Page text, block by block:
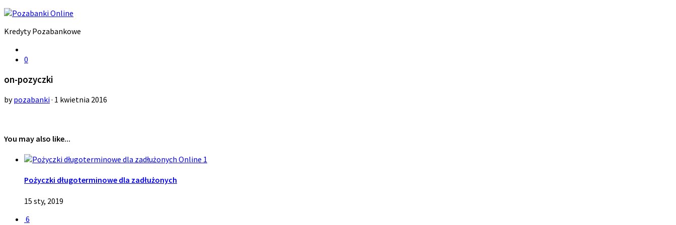
Kredyty Pozabankowe
0
on-pozyczki
bypozabanki· 1 kwietnia 2016
You may also like...
1
Pożyczki długoterminowe dla zadłużonych
15 sty, 2019
6